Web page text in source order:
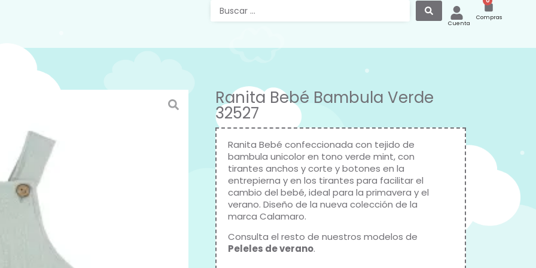
Cuenta
Compras
Ranita Bebé Bambula Verde
32527
Ranita Bebé confeccionada con tejido de
bambula unicolor en tono verde mint, con
tirantes anchos y corte y botones en la
entrepierna y en los tirantes para facilitar el
cambio del bebé, ideal para la primavera y el
verano. Diseño de la nueva colección de la
marca Calamaro.
Consulta el resto de nuestros modelos de
Peleles de verano.